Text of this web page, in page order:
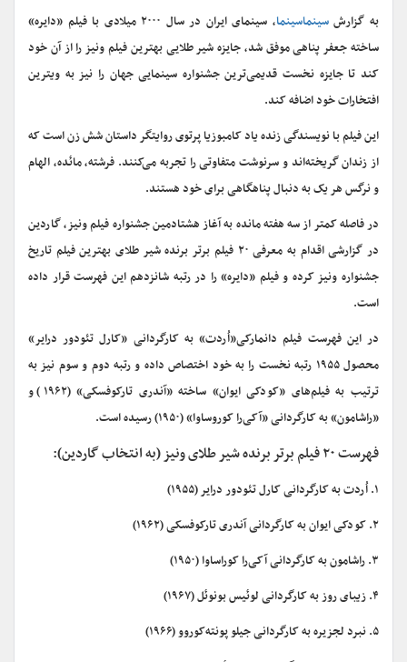
به گزارشسینماسینما
، سینمای ایران در سال ۲۰۰۰ میلادی با فیلم «دایره»
ساخته جعفر پناهی موفق شد، جایزه شیر طلایی بهترین فیلم ونیز را از آن خود
کند تا جایزه نخست قدیمی‌ترین جشنواره سینمایی جهان را نیز به ویترین
افتخارات خود اضافه کند.
این فیلم با نویسندگی زنده یاد کامبوزیا پرتوی روایتگر داستان شش زن است که
از زندان گریخته‌اند و سرنوشت متفاوتی را تجربه می‌کنند. فرشته، مائده، الهام
و نرگس هر یک به دنبال پناهگاهی برای خود هستند.
در فاصله کمتر از سه هفته مانده به آغاز هشتادمین جشنواره فیلم ونیز، گاردین
در گزارشی اقدام به معرفی ۲۰ فیلم برتر برنده شیر طلای بهترین فیلم تاریخ
جشنواره ونیز کرده و فیلم «دایره» را در رتبه شانزدهم این فهرست قرار داده
است.
در این فهرست فیلم دانمارکی«اُردت» به کارگردانی «کارل تئودور درایر»
محصول ۱۹۵۵ رتبه نخست را به خود اختصاص داده و رتبه دوم و سوم نیز به
ترتیب به فیلم‌های «کودکی ایوان» ساخته «آندری تارکوفسکی» (۱۹۶۲) و
«راشامون» به کارگردانی «آکی‌را کوروساوا» (۱۹۵۰) رسیده است.
فهرست ۲۰ فیلم برتر برنده شیر طلای ونیز (به انتخاب گاردین):
۱. اُردت به کارگردانی کارل تئودور درایر (۱۹۵۵)
۲. کودکی ایوان به کارگردانی آندری تارکوفسکی (۱۹۶۲)
۳. راشامون به کارگردانی آکی‌را کوراساوا (۱۹۵۰)
۴. زیبای روز به کارگردانی لوئیس بونوئل (۱۹۶۷)
۵. نبرد لجزیره به کارگردانی جیلو پونته‌کوروو (۱۹۶۶)